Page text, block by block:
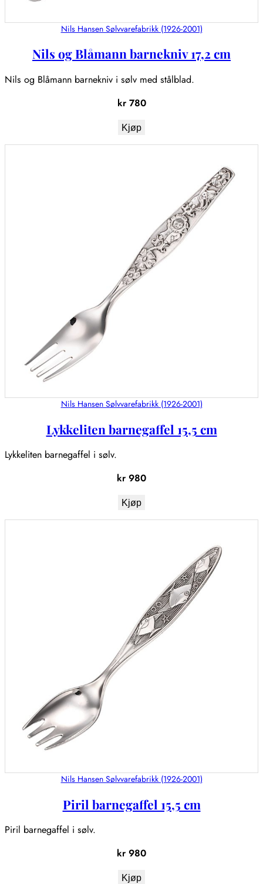
Nils Hansen Sølvvarefabrikk (1926-2001)
Nils og Blåmann barnekniv 17,2 cm
Nils og Blåmann barnekniv i sølv med stålblad.
kr780
Kjøp
Nils Hansen Sølvvarefabrikk (1926-2001)
Lykkeliten barnegaffel 15,5 cm
Lykkeliten barnegaffel i sølv.
kr 980
Kjøp
Nils Hansen Sølvvarefabrikk (1926-2001)
Piril barnegaffel 15,5 cm
Piril barnegaffel i sølv.
kr 980
Kjøp